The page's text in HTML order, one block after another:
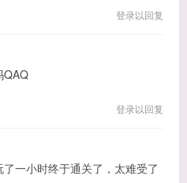
登录以回复
QAQ
登录以回复
一小时终于通关了，太难受了